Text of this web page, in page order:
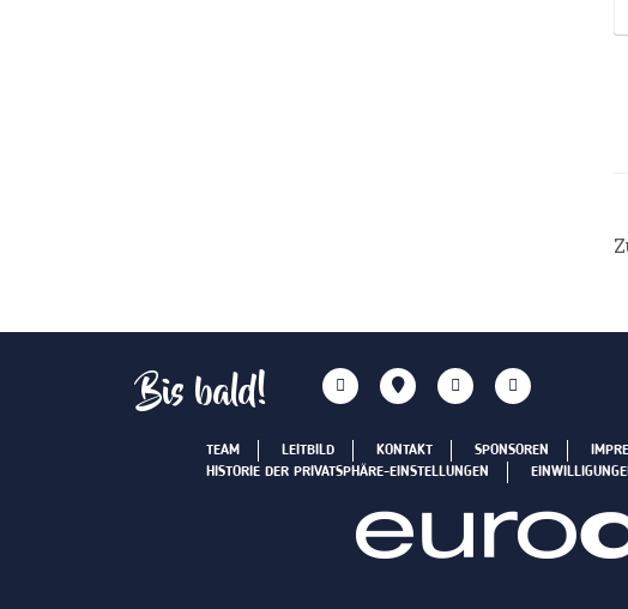
Bis bald!
TEAM LEITBILD KONTAKT SPONSOREN
HISTORIE DER PRIVATSPHÄRE-EINSTELLUNGEN